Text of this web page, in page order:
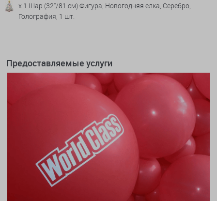
x 1 Шар (32''/81 см) Фигура, Новогодняя елка, Серебро,
Голография, 1 шт.
Предоставляемые услуги